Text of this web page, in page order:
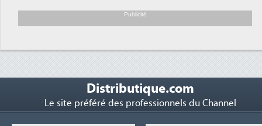
soutient les...
Publicité
Distributique.com
Le site préféré des professionnels du Channel